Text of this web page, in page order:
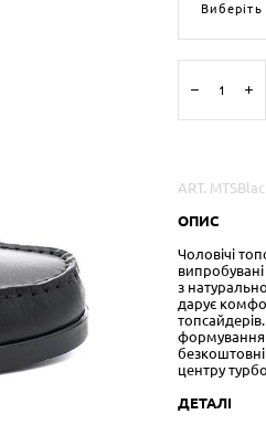
Виберіть
ART.
ОПИС
Чоловічі
​​з
дарує
формування
безкоштовні
центру
ДЕТАЛІ